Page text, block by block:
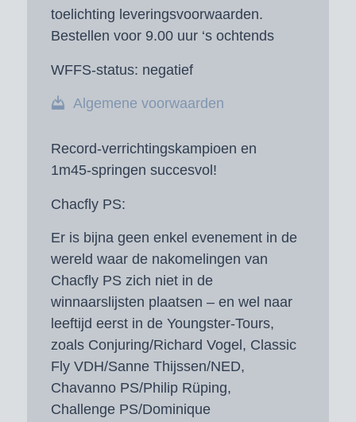
toelichting leveringsvoorwaarden.
Bestellen voor 9.00 uur ‘s ochtends
WFFS-status: negatief
Algemene voorwaarden
Record-verrichtingskampioen en
1m45-springen succesvol!
Chacfly PS:
Er is bijna geen enkel evenement in de
wereld waar de nakomelingen van
Chacfly PS zich niet in de
winnaarslijsten plaatsen – en wel naar
leeftijd eerst in de Youngster-Tours,
zoals Conjuring/Richard Vogel, Classic
Fly VDH/Sanne Thijssen/NED,
Chavanno PS/Philip Rüping,
Challenge PS/Dominique